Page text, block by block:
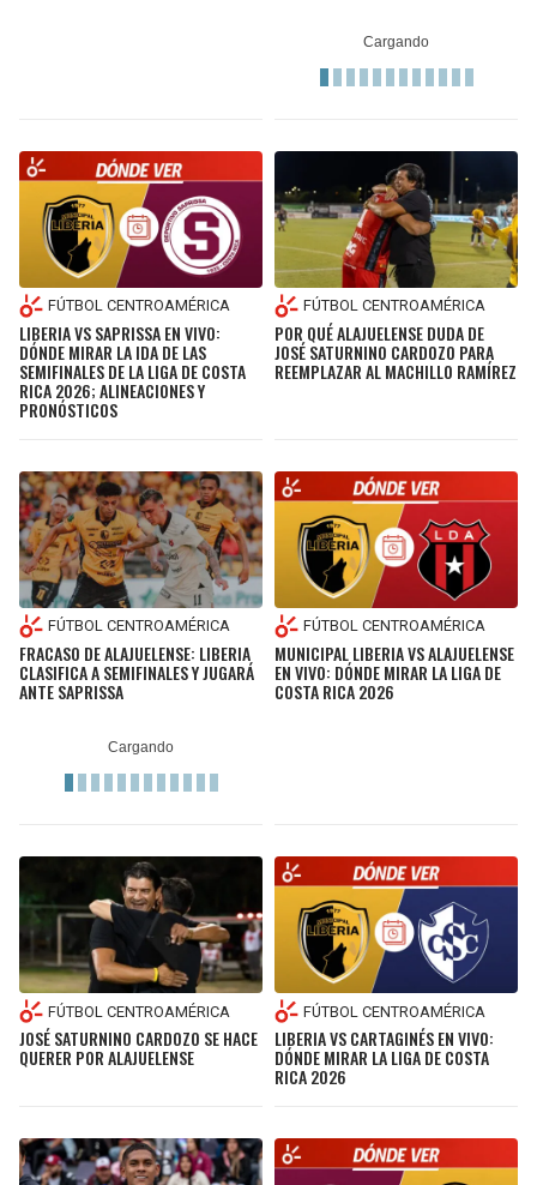
FÚTBOL CENTROAMÉRICA
LIBERIA VS SAPRISSA EN VIVO:
DÓNDE MIRAR LA IDA DE LAS
SEMIFINALES DE LA LIGA DE COSTA
RICA 2026; ALINEACIONES Y
PRONÓSTICOS
FÚTBOL CENTROAMÉRICA
POR QUÉ ALAJUELENSE DUDA DE
JOSÉ SATURNINO CARDOZO PARA
REEMPLAZAR AL MACHILLO RAMÍREZ
FÚTBOL CENTROAMÉRICA
FRACASO DE ALAJUELENSE: LIBERIA
CLASIFICA A SEMIFINALES Y JUGARÁ
ANTE SAPRISSA
FÚTBOL CENTROAMÉRICA
MUNICIPAL LIBERIA VS ALAJUELENSE
EN VIVO: DÓNDE MIRAR LA LIGA DE
COSTA RICA 2026
FÚTBOL CENTROAMÉRICA
JOSÉ SATURNINO CARDOZO SE HACE
QUERER POR ALAJUELENSE
FÚTBOL CENTROAMÉRICA
LIBERIA VS CARTAGINÉS EN VIVO:
DÓNDE MIRAR LA LIGA DE COSTA
RICA 2026